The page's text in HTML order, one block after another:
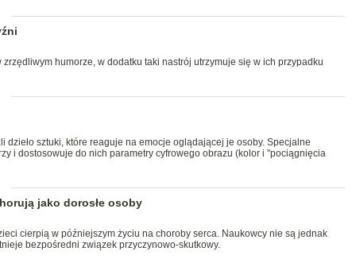
humorze, w dodatku taki nastrój utrzymuje się w ich przypadku
dzieło sztuki, które reaguje na emocje oglądającej je osoby. Specjalne
i dostosowuje do nich parametry cyfrowego obrazu (kolor i "pociągnięcia
jako dorosłe osoby
cierpią w późniejszym życiu na choroby serca. Naukowcy nie są jednak
bezpośredni związek przyczynowo-skutkowy.